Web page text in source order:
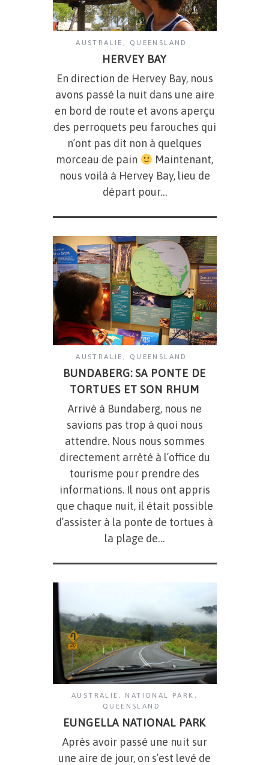
AUSTRALIE , QUEENSLAND
HERVEY BAY
En direction de Hervey Bay, nous
avons passé la nuit dans une aire
en bord de route et avons aperçu
des perroquets peu farouches qui
n’ont pas dit non à quelques
morceau de pain
Maintenant,
nous voilà à Hervey Bay, lieu de
départ pour…
AUSTRALIE , QUEENSLAND
BUNDABERG: SA PONTE DE
TORTUES ET SON RHUM
Arrivé à Bundaberg, nous ne
savions pas trop à quoi nous
attendre. Nous nous sommes
directement arrêté à l’office du
tourisme pour prendre des
informations. Il nous ont appris
que chaque nuit, il était possible
d’assister à la ponte de tortues à
la plage de…
AUSTRALIE , NATIONAL PARK ,
QUEENSLAND
EUNGELLA NATIONAL PARK
Après avoir passé une nuit sur
une aire de jour, on s’est levé de